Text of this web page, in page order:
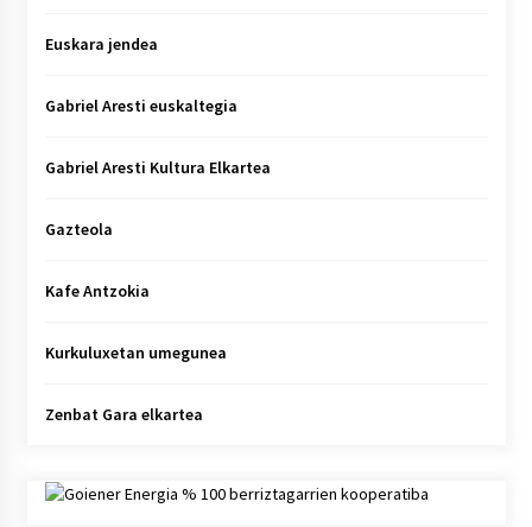
Euskara jendea
Gabriel Aresti euskaltegia
Gabriel Aresti Kultura Elkartea
Gazteola
Kafe Antzokia
Kurkuluxetan umegunea
Zenbat Gara elkartea